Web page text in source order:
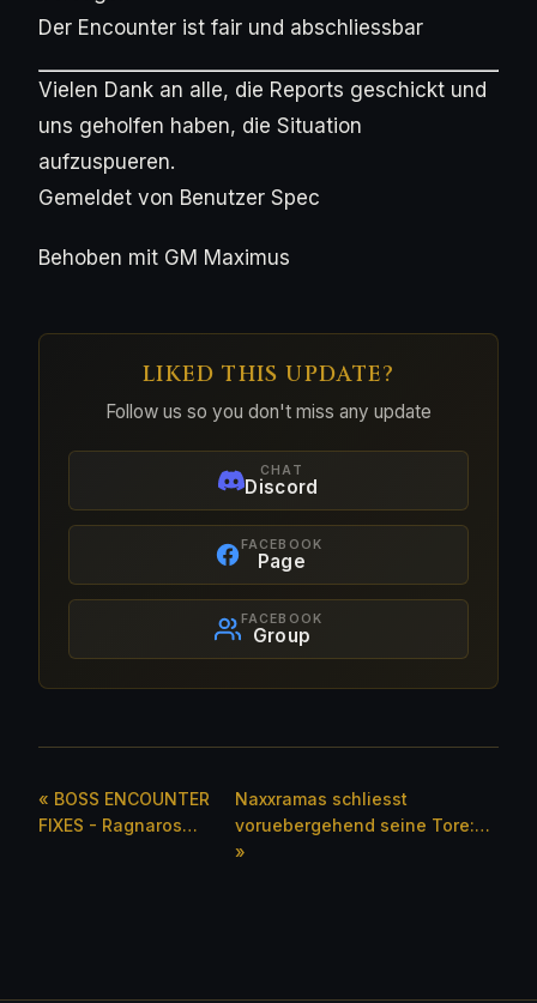
Der Encounter ist fair und abschliessbar
Vielen Dank an alle, die Reports geschickt und
uns geholfen haben, die Situation
aufzuspueren.
Gemeldet von Benutzer Spec
Behoben mit GM Maximus
LIKED THIS UPDATE?
Follow us so you don't miss any update
CHAT
Discord
FACEBOOK
Page
FACEBOOK
Group
« BOSS ENCOUNTER
FIXES - Ragnaros…
Naxxramas schliesst
voruebergehend seine Tore:…
»